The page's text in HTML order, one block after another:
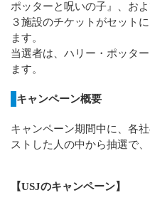
ポッターと呪いの子』、お
３施設のチケットがセット
ます。
当選者は、ハリー・ポッタ
ます。
キャンペーン概要
キャンペーン期間中に、各
ストした人の中から抽選で
【USJのキャンペーン】